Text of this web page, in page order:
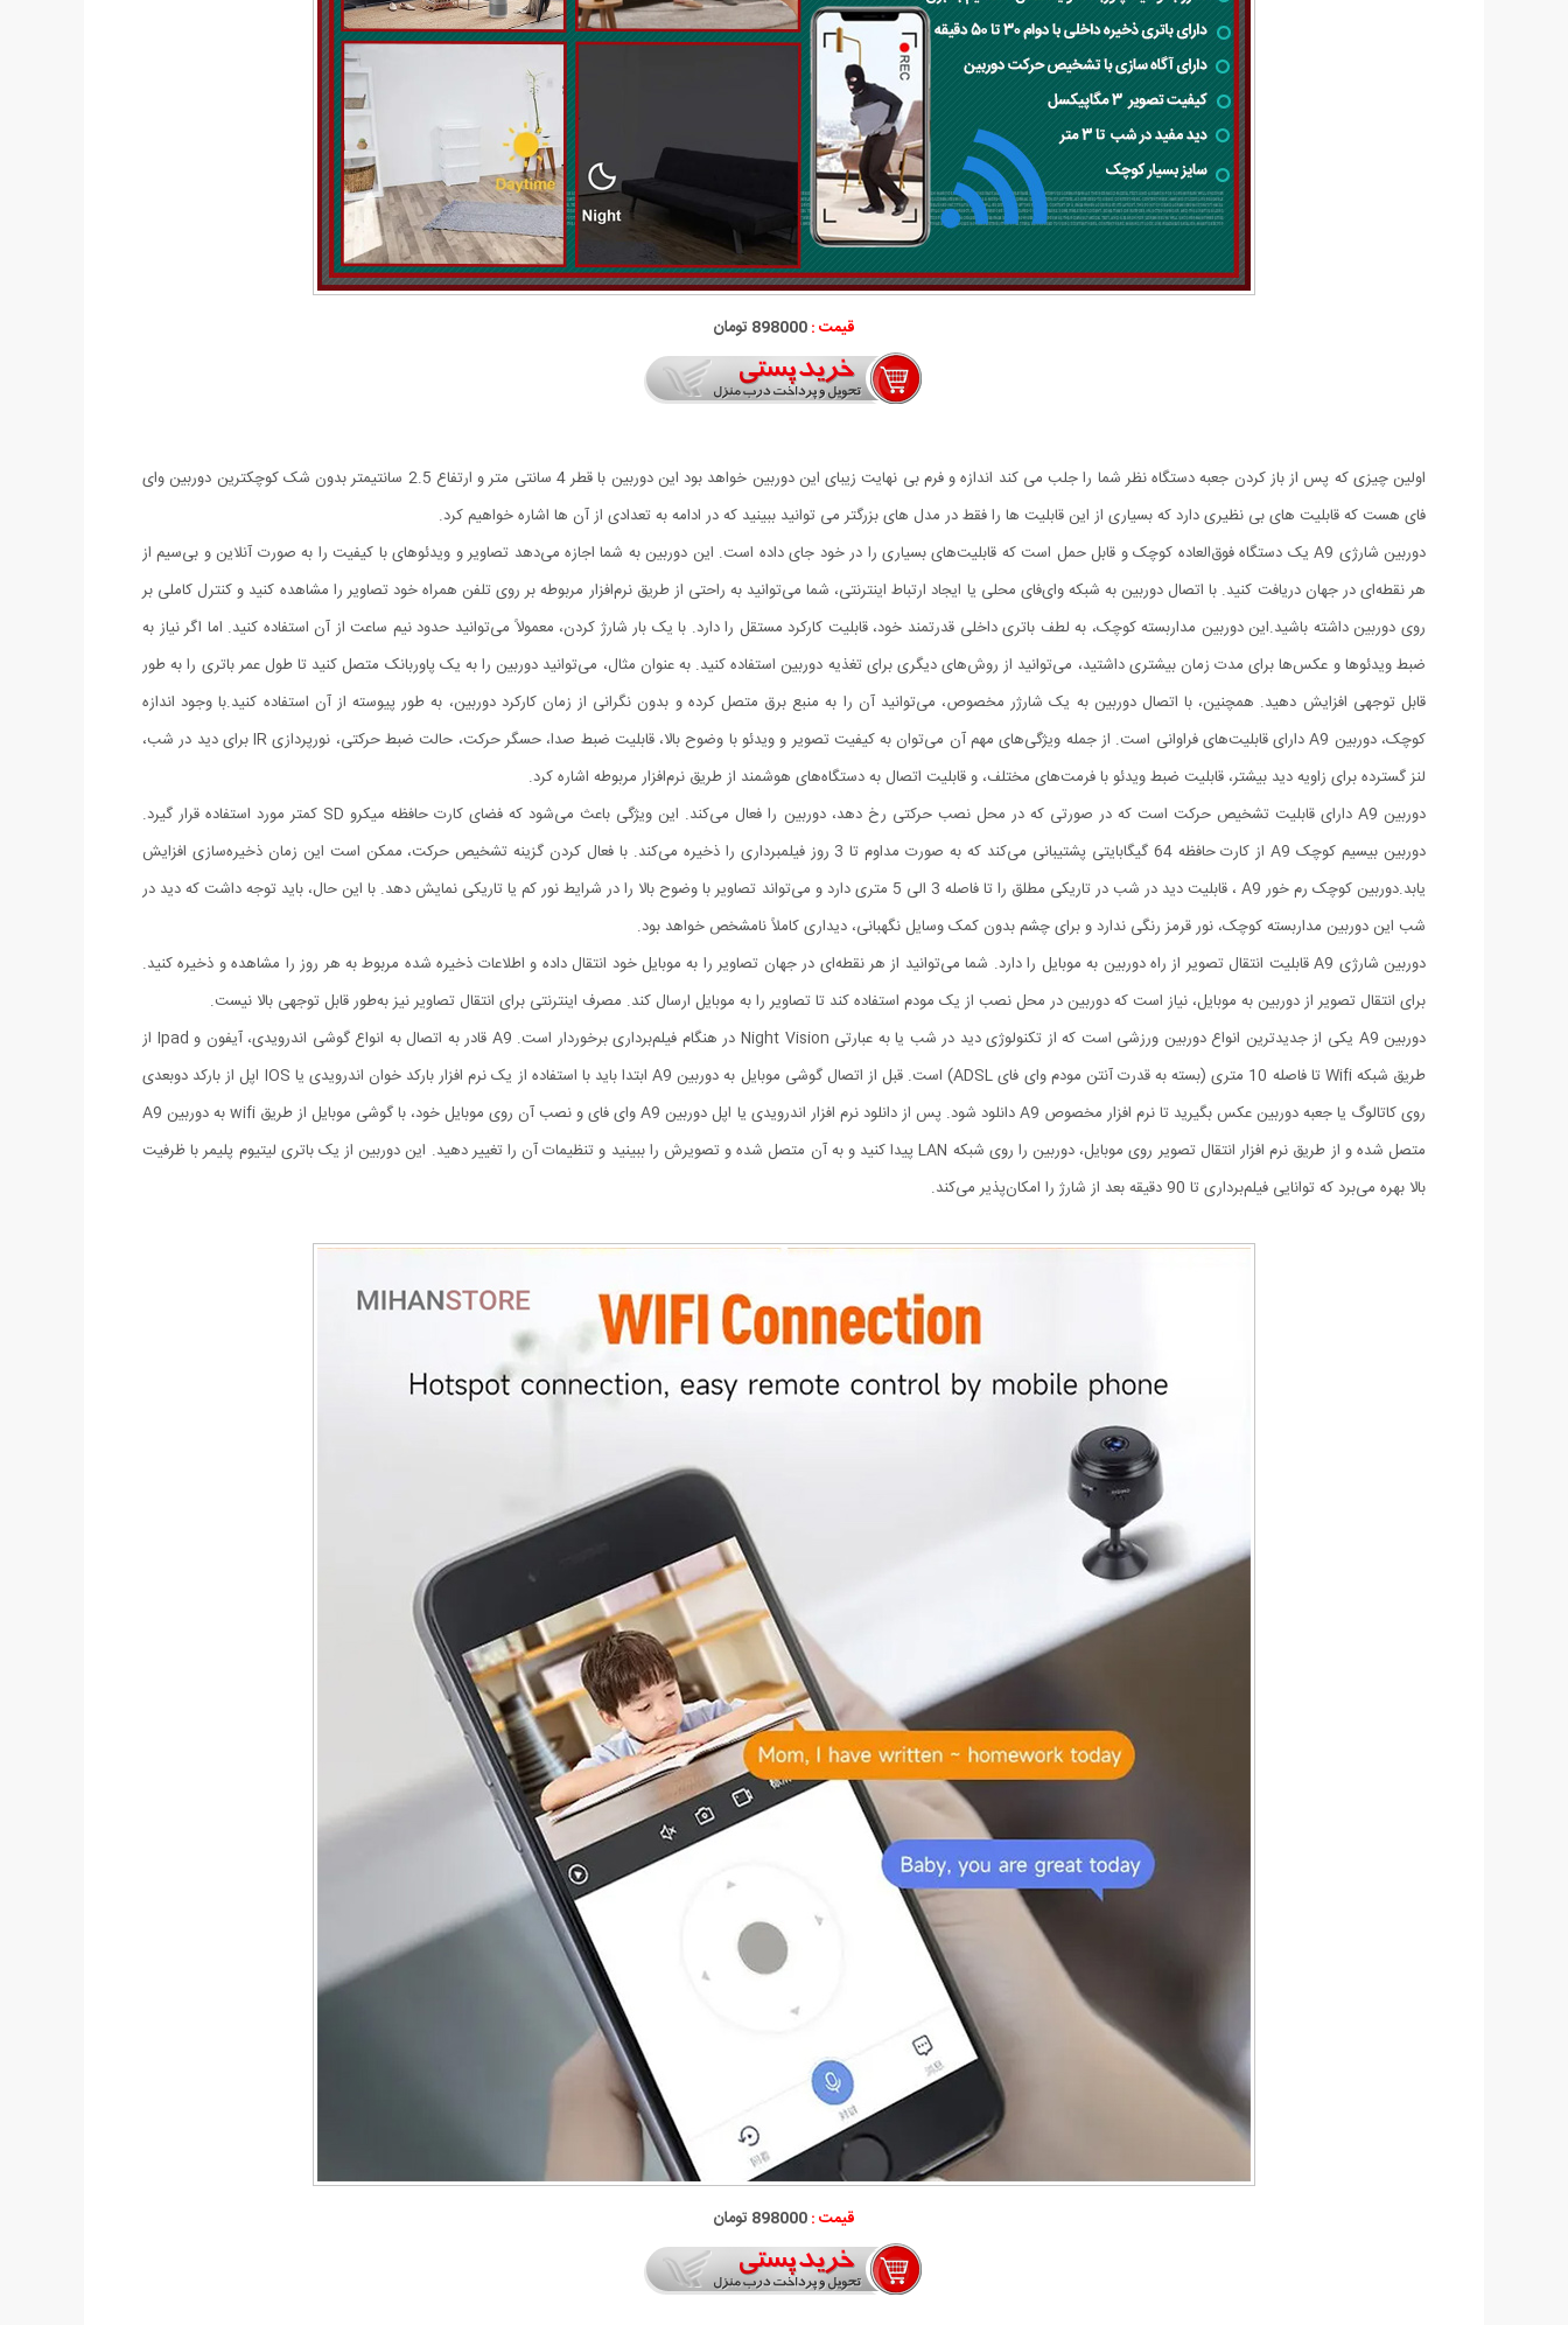
قیمت :898000 تومان
اولین چیزی که پس از باز کردن جعبه دستگاه نظر شما را جلب می کند اندازه و فرم بی نهایت زیبای این دوربین خواهد بود این دوربین با قطر 4 سانتی متر و ارتفاع 2.5 سانتیمتر بدون شک کوچکترین دوربین وای
فای هست که قابلیت های بی نظیری دارد که بسیاری از این قابلیت ها را فقط در مدل های بزرگتر می توانید ببینید که در ادامه به تعدادی از آن ها اشاره خواهیم کرد.
دوربین شارژی A9 یک دستگاه فوق‌العاده کوچک و قابل حمل است که قابلیت‌های بسیاری را در خود جای داده است. این دوربین به شما اجازه می‌دهد تصاویر و ویدئوهای با کیفیت را به صورت آنلاین و بی‌سیم از
هر نقطه‌ای در جهان دریافت کنید. با اتصال دوربین به شبکه وای‌فای محلی یا ایجاد ارتباط اینترنتی، شما می‌توانید به راحتی از طریق نرم‌افزار مربوطه بر روی تلفن همراه خود تصاویر را مشاهده کنید و کنترل کاملی بر
روی دوربین داشته باشید.این دوربین مداربسته کوچک، به لطف باتری داخلی قدرتمند خود، قابلیت کارکرد مستقل را دارد. با یک بار شارژ کردن، معمولاً می‌توانید حدود نیم ساعت از آن استفاده کنید. اما اگر نیاز به
ضبط ویدئوها و عکس‌ها برای مدت زمان بیشتری داشتید، می‌توانید از روش‌های دیگری برای تغذیه دوربین استفاده کنید. به عنوان مثال، می‌توانید دوربین را به یک پاوربانک متصل کنید تا طول عمر باتری را به طور
قابل توجهی افزایش دهید. همچنین، با اتصال دوربین به یک شارژر مخصوص، می‌توانید آن را به منبع برق متصل کرده و بدون نگرانی از زمان کارکرد دوربین، به طور پیوسته از آن استفاده کنید.با وجود اندازه
کوچک، دوربین A9 دارای قابلیت‌های فراوانی است. از جمله ویژگی‌های مهم آن می‌توان به کیفیت تصویر و ویدئو با وضوح بالا، قابلیت ضبط صدا، حسگر حرکت، حالت ضبط حرکتی، نورپردازی IR برای دید در شب،
لنز گسترده برای زاویه دید بیشتر، قابلیت ضبط ویدئو با فرمت‌های مختلف، و قابلیت اتصال به دستگاه‌های هوشمند از طریق نرم‌افزار مربوطه اشاره کرد.
دوربین A9 دارای قابلیت تشخیص حرکت است که در صورتی که در محل نصب حرکتی رخ دهد، دوربین را فعال می‌کند. این ویژگی باعث می‌شود که فضای کارت حافظه میکرو SD کمتر مورد استفاده قرار گیرد.
دوربین بیسیم کوچک A9 از کارت حافظه 64 گیگابایتی پشتیبانی می‌کند که به صورت مداوم تا 3 روز فیلمبرداری را ذخیره می‌کند. با فعال کردن گزینه تشخیص حرکت، ممکن است این زمان ذخیره‌سازی افزایش
یابد.دوربین کوچک رم خور A9 ، قابلیت دید در شب در تاریکی مطلق را تا فاصله 3 الی 5 متری دارد و می‌تواند تصاویر با وضوح بالا را در شرایط نور کم یا تاریکی نمایش دهد. با این حال، باید توجه داشت که دید در
شب این دوربین مداربسته کوچک، نور قرمز رنگی ندارد و برای چشم بدون کمک وسایل نگهبانی، دیداری کاملاً نامشخص خواهد بود.
دوربین شارژی A9 قابلیت انتقال تصویر از راه دوربین به موبایل را دارد. شما می‌توانید از هر نقطه‌ای در جهان تصاویر را به موبایل خود انتقال داده و اطلاعات ذخیره شده مربوط به هر روز را مشاهده و ذخیره کنید.
برای انتقال تصویر از دوربین به موبایل، نیاز است که دوربین در محل نصب از یک مودم استفاده کند تا تصاویر را به موبایل ارسال کند. مصرف اینترنتی برای انتقال تصاویر نیز به‌طور قابل توجهی بالا نیست.
دوربین A9 یکی از جدیدترین انواع دوربین ورزشی است که از تکنولوژی دید در شب یا به عبارتی Night Vision در هنگام فیلم‌برداری برخوردار است. A9 قادر به اتصال به انواع گوشی اندرویدی، آیفون و Ipad از
طریق شبکه Wifi تا فاصله 10 متری (بسته به قدرت آنتن مودم وای فای ADSL) است. قبل از اتصال گوشی موبایل به دوربین A9 ابتدا باید با استفاده از یک نرم افزار بارکد خوان اندرویدی یا IOS اپل از بارکد دوبعدی
روی کاتالوگ یا جعبه دوربین عکس بگیرید تا نرم افزار مخصوص A9 دانلود شود. پس از دانلود نرم افزار اندرویدی یا اپل دوربین A9 وای فای و نصب آن روی موبایل خود، با گوشی موبایل از طریق wifi به دوربین A9
متصل شده و از طریق نرم افزار انتقال تصویر روی موبایل، دوربین را روی شبکه LAN پیدا کنید و به آن متصل شده و تصویرش را ببینید و تنظیمات آن را تغییر دهید. این دوربین از یک باتری لیتیوم پلیمر با ظرفیت
بالا بهره می‌برد که توانایی فیلم‌برداری تا 90 دقیقه بعد از شارژ را امکان‌پذیر می‌کند.
قیمت :898000 تومان